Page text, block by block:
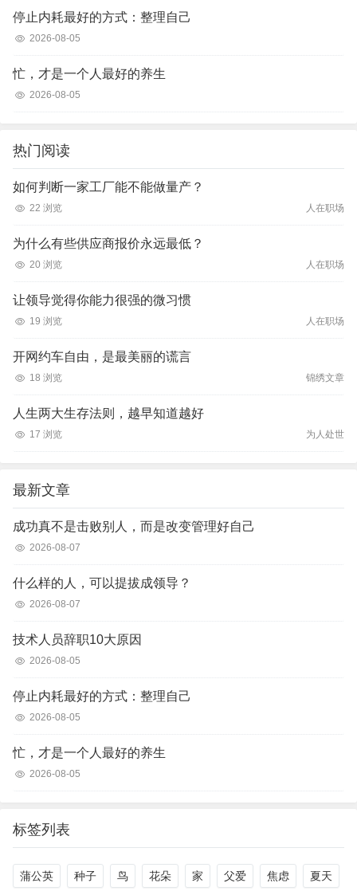
停止内耗最好的方式：整理自己
2026-08-05
忙，才是一个人最好的养生
2026-08-05
热门阅读
如何判断一家工厂能不能做量产？
22 浏览 人在职场
为什么有些供应商报价永远最低？
20 浏览 人在职场
让领导觉得你能力很强的微习惯
19 浏览 人在职场
开网约车自由，是最美丽的谎言
18 浏览 锦绣文章
人生两大生存法则，越早知道越好
17 浏览 为人处世
最新文章
成功真不是击败别人，而是改变管理好自己
2026-08-07
什么样的人，可以提拔成领导？
2026-08-07
技术人员辞职10大原因
2026-08-05
停止内耗最好的方式：整理自己
2026-08-05
忙，才是一个人最好的养生
2026-08-05
标签列表
蒲公英 种子 鸟 花朵 家 父爱 焦虑 夏天